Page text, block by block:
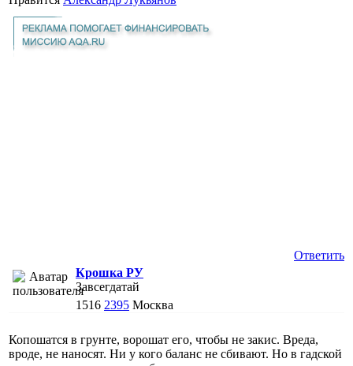
Ответить
Крошка РУ
Завсегдатай
1516 2395 Москва
Копошатся в грунте, ворошат его, чтобы не закис. Вреда,
вроде, не наносят. Ни у кого баланс не сбивают. Но в гадской